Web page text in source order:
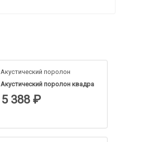
Акустический поролон
Акустический поролон квадра
5 388 ₽